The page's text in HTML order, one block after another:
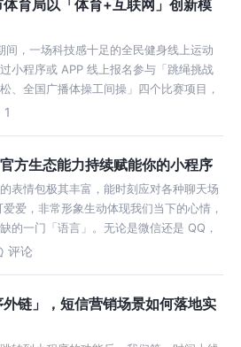
育局以「体育+互联网」创新模
，一场科技感十足的全民健身线上运动
小程序或 APP 线上报名参与「跳绳挑战
、全国广播体操工间操」四个比赛项目，
简单有趣、积极健康的健身云盛宴。 疫情
1
方生态能力持续赋能你的小程序
表情包极其丰富，能时刻应对各种聊天场
爱，非常形象生动体现我们当下的心情，
的一门「语言」。无论是微信还是 QQ，
的表情，更是支持表情包创作者上架专
评论
链」，短信营销场景如何落地实